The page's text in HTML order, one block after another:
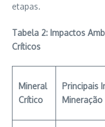
etapas.
Tabela 2: Impactos
Críticos
Mineral
Crítico
Principais
Mineração